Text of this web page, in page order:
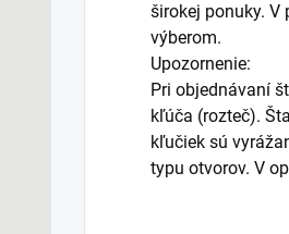
širokej ponuky. V
výberom.
Upozornenie:
Pri objednávaní
kľúča (rozteč).
kľučiek sú
typu otvorov. V